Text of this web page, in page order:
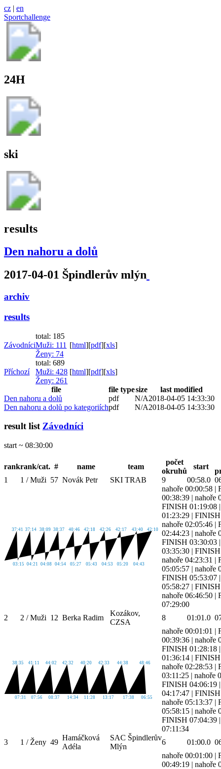
cz | en
Sportchallenge
24H
ski
results
Den nahoru a dolů
2017-04-01 Špindlerův mlýn
archiv
results
Závodníci
total: 185
Muži: 111
Ženy: 74
[html][pdf][xls]
Příchozí
total: 689
Muži: 428
Ženy: 261
[html][pdf][xls]
file file typesize
last modified
Den nahoru a dolů
pdf N/A2018-04-05 14:33:30
Den nahoru a dolů po kategoriíchpdf N/A2018-04-05 14:33:30
result listZávodníci
start ~ 08:30:00
rankrank/cat. # name team
počet
okruhů
start
1
1 / Muži 57 Novák Petr SKI TRAB 9 00:58.0
37:41
03:15
37:14
04:21
38:09
04:08
38:37
04:54
40:46
05:27
42:18
05:43
42:26
04:53
42:17
05:20
43:40
04:43
42:10
nahoře 00:00:58 |
00:38:39 | nahoře
FINISH 01:19:08
01:23:29 | FINISH
nahoře 02:05:46 |
02:44:23 | nahoře
FINISH 03:30:03
03:35:30 | FINISH
nahoře 04:23:31 |
05:05:57 | nahoře
FINISH 05:53:07
05:58:27 | FINISH
nahoře 06:46:50 |
07:29:00
2
2 / Muži 12 Berka Radim
Kozákov,
CZSA
8 01:01.0
38:35
07:31
41:11
07:56
44:02
08:37
42:32
14:34
40:20
11:28
42:33
13:17
44:38
17:38
48:46
06:55
nahoře 00:01:01 |
00:39:36 | nahoře
FINISH 01:28:18
01:36:14 | FINISH
nahoře 02:28:53 |
03:11:25 | nahoře
FINISH 04:06:19
04:17:47 | FINISH
nahoře 05:13:37 |
05:58:15 | nahoře
FINISH 07:04:39
07:11:34
3
1 / Ženy 49
Hamáčková
Adéla
SAC Špindlerův
Mlýn
6 01:00.0
nahoře 00:01:00 |
00:49:19 | nahoře